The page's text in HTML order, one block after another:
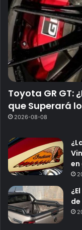
Toyota GR GT:
que Superará
2026-08-08
en